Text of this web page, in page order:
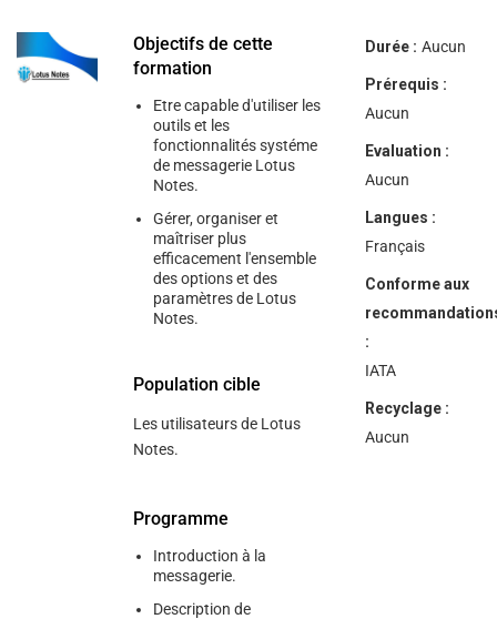
navigate
and
interact
Objectifs de cette
formation
Etre capable d'utiliser les
outils et les
fonctionnalités systéme
de messagerie Lotus
Notes.
Gérer, organiser et
maîtriser plus
efficacement l'ensemble
des options et des
paramètres de Lotus
Notes.
Population cible
Les utilisateurs de Lotus
Notes.
Programme
Introduction à la
messagerie.
Description de
Durée : Aucun
Prérequis :
Aucun
Evaluation :
Aucun
Langues :
Français
Conforme aux
:
IATA
Recyclage :
Aucun